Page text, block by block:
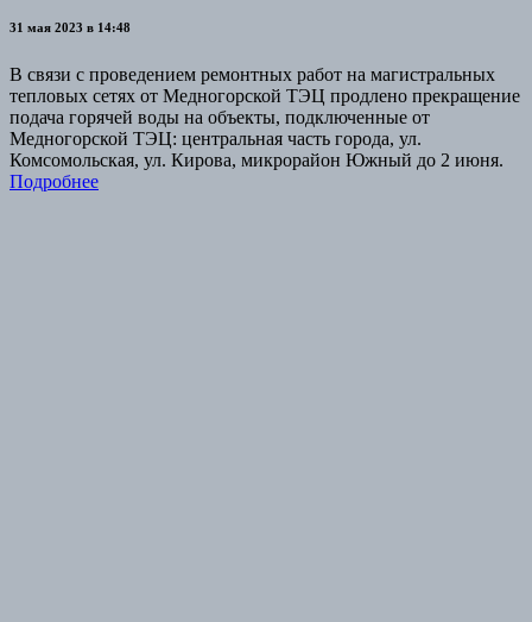
31 мая 2023 в 14:48
В связи с проведением ремонтных работ на магистральных
тепловых сетях от Медногорской ТЭЦ продлено прекращение
подача горячей воды на объекты, подключенные от
Медногорской ТЭЦ: центральная часть города, ул.
Комсомольская, ул. Кирова, микрорайон Южный до 2 июня.
Подробнее